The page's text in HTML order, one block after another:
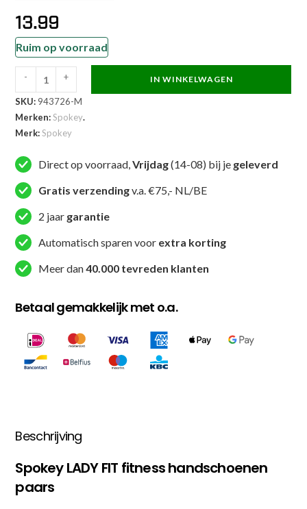
13.99
Ruim op voorraad
Spokey
Lady
Fit
fitnesshandschoenen
paars
aantal
- + IN WINKELWAGEN
SKU: 943726-M
Merken:Spokey.
Merk:Spokey
Direct op voorraad,Vrijdag(14-08) bij je geleverd
Gratis verzendingv.a. €75,- NL/BE
2 jaar garantie
Automatisch sparen voor extra korting
Meer dan40.000 tevreden klanten
Betaal gemakkelijk met o.a.
Beschrijving
Spokey LADY FIT fitness handschoenen
paars